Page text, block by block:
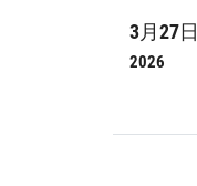
3月27日
2026